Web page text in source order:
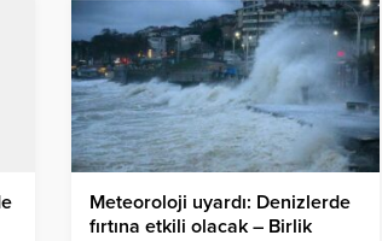
Meteoroloji uyardı: Denizlerde
fırtına etkili olacak – Birlik